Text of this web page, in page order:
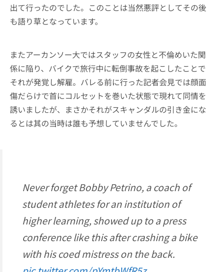
出て行ったのでした。このことは当然悪評としてその後
も語り草となっています。
またアーカンソー大ではスタッフの女性と不倫めいた関
係に陥り、バイクで旅行中に転倒事故を起こしたことで
それが発覚し解雇。バレる前に行った記者会見では顔面
傷だらけで首にコルセットを巻いた状態で現れて同情を
誘いましたが、まさかそれがスキャンダルの引き金にな
るとは其の当時は誰も予想していませんでした。
Never forget Bobby Petrino, a coach of
student athletes for an institution of
higher learning, showed up to a press
conference like this after crashing a bike
with his coed mistress on the back.